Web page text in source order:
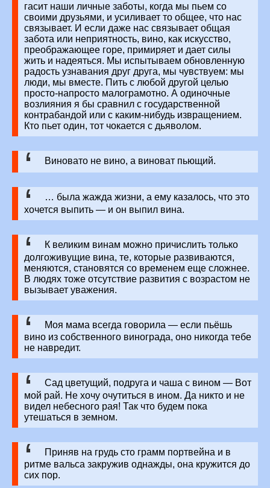
гасит наши личные заботы, когда мы пьем со
своими друзьями, и усиливает то общее, что нас
связывает. И если даже нас связывает общая
забота или неприятность, вино, как искусство,
преображающее горе, примиряет и дает силы
жить и надеяться. Мы испытываем обновленную
радость узнавания друг друга, мы чувствуем: мы
люди, мы вместе. Пить с любой другой целью
просто-напросто малограмотно. А одиночные
возлияния я бы сравнил с государственной
контрабандой или с каким-нибудь извращением.
Кто пьет один, тот чокается с дьяволом.
Виновато не вино, а виноват пьющий.
… была жажда жизни, а ему казалось, что это
хочется выпить — и он выпил вина.
К великим винам можно причислить только
долгоживущие вина, те, которые развиваются,
меняются, становятся со временем еще сложнее.
В людях тоже отсутствие развития с возрастом не
вызывает уважения.
Моя мама всегда говорила — если пьёшь
вино из собственного винограда, оно никогда тебе
не навредит.
Сад цветущий, подруга и чаша с вином — Вот
мой рай. Не хочу очутиться в ином. Да никто и не
видел небесного рая! Так что будем пока
утешаться в земном.
Приняв на грудь сто грамм портвейна и в
ритме вальса закружив однажды, она кружится до
сих пор.